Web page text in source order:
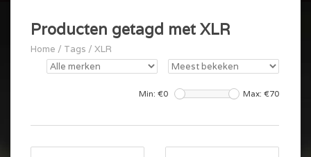
Producten getagd met XLR
Home / Tags / XLR
Min: €0 Max: €70